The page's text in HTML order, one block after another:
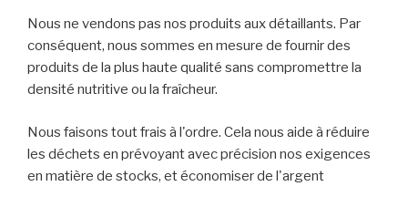
Nous ne vendons pas nos produits aux détaillants. Par
conséquent, nous sommes en mesure de fournir des
produits de la plus haute qualité sans compromettre la
densité nutritive ou la fraîcheur.
Nous faisons tout frais à l'ordre. Cela nous aide à réduire
les déchets en prévoyant avec précision nos exigences
en matière de stocks, et économiser de l'argent